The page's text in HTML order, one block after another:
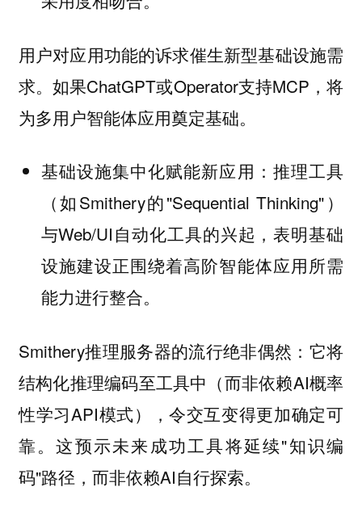
用户对应用功能的诉求催生新型基础设施需
求。如果ChatGPT或Operator支持MCP，将
为多用户智能体应用奠定基础。
基础设施集中化赋能新应用：推理工具
（如Smithery的"Sequential Thinking"）
与Web/UI自动化工具的兴起，表明基础
设施建设正围绕着高阶智能体应用所需
能力进行整合。
Smithery推理服务器的流行绝非偶然：它将
结构化推理编码至工具中（而非依赖AI概率
性学习API模式），令交互变得更加确定可
靠。这预示未来成功工具将延续"知识编
码"路径，而非依赖AI自行探索。